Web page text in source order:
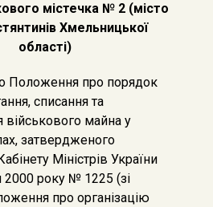
містечка № 2 (місто
Хмельницької
області)
Положення про порядок
списання та
військового майна у
затвердженого
Міністрів України
2000 року № 1225 (зі
про організацію